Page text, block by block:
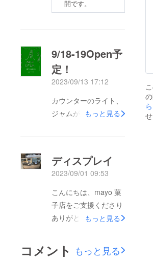
開です。
9/18-19Open予
定！
2023/09/13 17:12
カウンターのライト、
ジャムが並びました！
もっと見る
ディスプレイ
2023/09/01 09:53
こんにちは、mayo 菓
子店をご支援くださり
ありがとうございま
置など、トレーやお皿
など、ディスプレイイ
もっと見る
コメント もっと見る
ら